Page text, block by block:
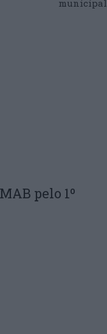
municipal
pelo 1º